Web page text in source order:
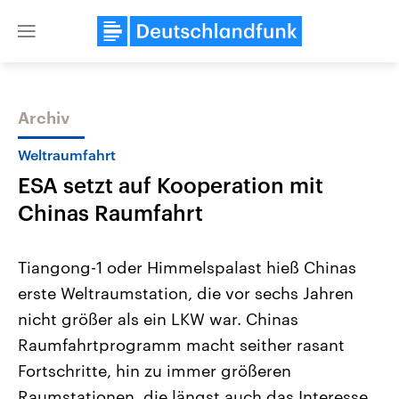
Close
Themen
Landtagswahl Sachsen-Anhalt
2026
Alle Informationen
Sachsen-Anhalt wählt am 6.
September 2026 einen neuen
Landtag. Seit 2021 wird das
Bundesland von einer Koalition aus
USA
Aktuelle Beiträge,
Hintergründe
Wirtschaftlich und
gehören die Vereinigten
den mächtigsten Ländern
mit großem Einfluss auf
Archiv
Weltraumfahrt
ESA setzt auf Kooperation mit
Chinas Raumfahrt
Tiangong-1 oder Himmelspalast hieß Chinas
erste Weltraumstation, die vor sechs Jahren
nicht größer als ein LKW war. Chinas
Raumfahrtprogramm macht seither rasant
Fortschritte, hin zu immer größeren